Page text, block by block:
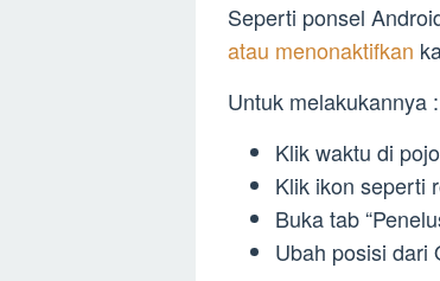
Seperti ponsel
atau menonaktifkan
Untuk melakukannya :
Klik waktu di
Klik ikon seperti
Buka tab
Ubah posisi dari